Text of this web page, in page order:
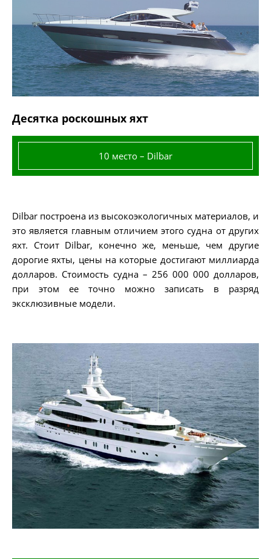
Десятка роскошных яхт
10 место – Dilbar
Dilbar построена из высокоэкологичных материалов, и
это является главным отличием этого судна от других
яхт. Стоит Dilbar, конечно же, меньше, чем другие
дорогие яхты, цены на которые достигают миллиарда
долларов. Стоимость судна – 256 000 000 долларов,
при этом ее точно можно записать в разряд
эксклюзивные модели.